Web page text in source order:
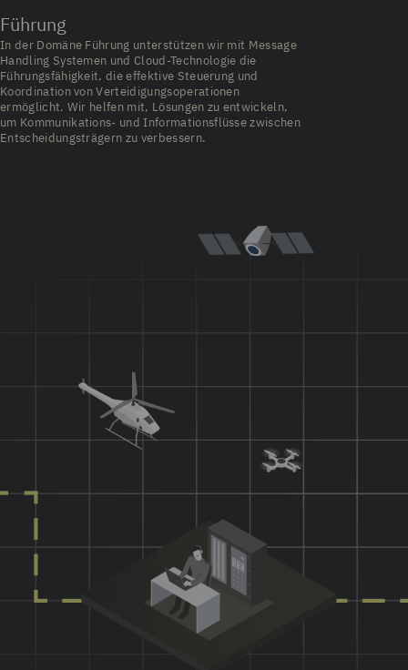
Führung
In der Domäne Führung unterstützen wir mit Message
Handling Systemen und Cloud-Technologie die
Führungsfähigkeit, die effektive Steuerung und
Koordination von Verteidigungsoperationen
ermöglicht. Wir helfen mit, Lösungen zu entwickeln,
um Kommunikations- und Informationsflüsse zwischen
Entscheidungsträgern zu verbessern.